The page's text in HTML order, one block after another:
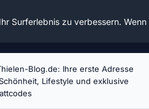
Blog.de: Ihre erste Adresse
Lifestyle und exklusive
Surferlebnis zu verbessern.